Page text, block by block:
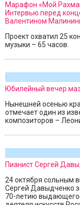
Марафон «Мой
Интервью перед
Валентином
Проект охватил 25
музыки – 65 часов.
Юбилейный вечер
Нынешней осенью
отмечает один из
композиторов –
Пианист Сергей
24 октября сольным
Сергей Давыдченко
70-летию